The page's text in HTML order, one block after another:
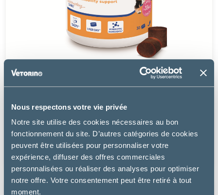
Nous respectons votre vie privée
Notre site utilise des cookies nécessaires au bon
fonctionnement du site. D’autres catégories de cookies
peuvent être utilisées pour personnaliser votre
expérience, diffuser des offres commerciales
personnalisées ou réaliser des analyses pour optimiser
notre offre. Votre consentement peut être retiré à tout
moment.
Virbac
MOVOFLEX COMPLÈMENT SOUTIEN ARTICULAIRE L -
CHIEN
40.99 €